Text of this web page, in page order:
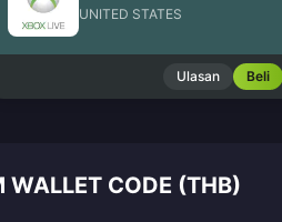
UNITED STATES
Ulasan Beli
WALLET CODE (THB)